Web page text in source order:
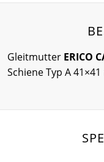
Gleitmutter ERICO
Schiene Typ A